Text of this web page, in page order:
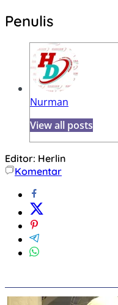
Penulis
Nurman
View all posts
Editor: Herlin
Komentar